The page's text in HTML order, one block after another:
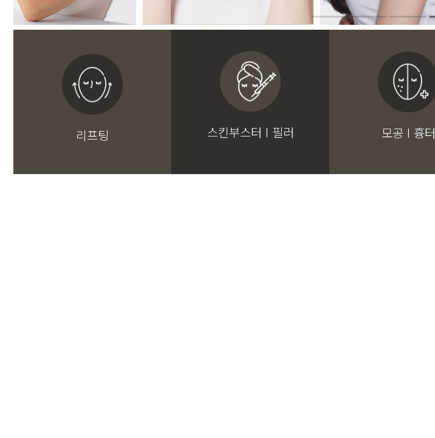
리프팅 스킨부스터 I 필러 모공 I 흉터